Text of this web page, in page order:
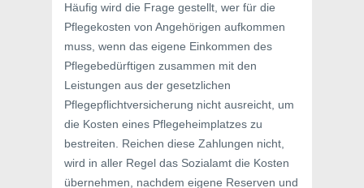
Häufig wird die Frage gestellt, wer für die
Pflegekosten von Angehörigen aufkommen
muss, wenn das eigene Einkommen des
Pflegebedürftigen zusammen mit den
Leistungen aus der gesetzlichen
Pflegepflichtversicherung nicht ausreicht, um
die Kosten eines Pflegeheimplatzes zu
bestreiten. Reichen diese Zahlungen nicht,
wird in aller Regel das Sozialamt die Kosten
übernehmen, nachdem eigene Reserven und